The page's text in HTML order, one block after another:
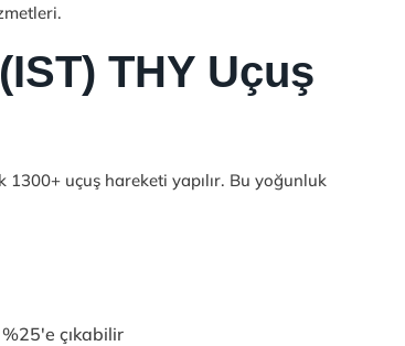
THY Uçuş
1300+ uçuş hareketi yapılır. Bu yoğunluk
çıkabilir